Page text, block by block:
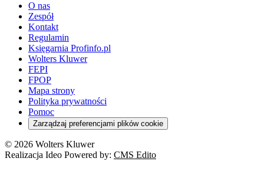
O nas
Zespół
Kontakt
Regulamin
Księgarnia Profinfo.pl
Wolters Kluwer
FEPI
FPOP
Mapa strony
Polityka prywatności
Pomoc
Zarządzaj preferencjami plików cookie
© 2026 Wolters Kluwer
Realizacja Ideo Powered by: CMS Edito